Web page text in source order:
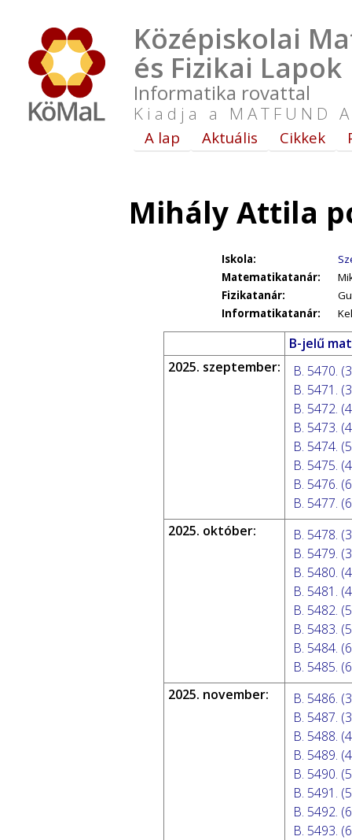
Középiskolai
és Fizikai Lapok
Informatika rovattal
Kiadja a MATFUND
A lap Aktuális Cikkek
Mihály Attila
Iskola:
Matematikatanár:
Fizikatanár:
Informatikatanár:
B-jelű
2025. szeptember:
B. 5470.
B. 5471.
B. 5472.
B. 5473.
B. 5474.
B. 5475.
B. 5476.
B. 5477.
2025. október:
B. 5478.
B. 5479.
B. 5480.
B. 5481.
B. 5482.
B. 5483.
B. 5484.
B. 5485.
2025. november:
B. 5486.
B. 5487.
B. 5488.
B. 5489.
B. 5490.
B. 5491.
B. 5492.
B. 5493.